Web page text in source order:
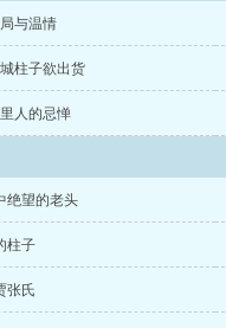
与温情
柱子欲出货
人的忌惮
绝望的老头
柱子
张氏